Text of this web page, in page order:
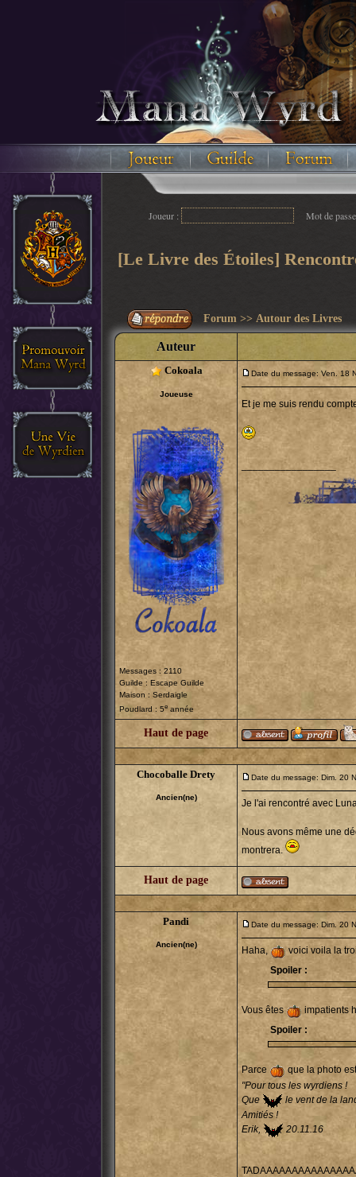
Joueur : Mot de
[Le Livre des Étoiles]
Forum >> Autour des Livres
Auteur
Cokoala
Joueuse
Messages : 2110
Guilde : Escape Guilde
Maison : Serdaigle
Poudlard : 5e année
Date du message: Ven. 18
Et je me suis rendu
_________________
Haut de page
Chocoballe Drety
Ancien(ne)
Date du message: Dim. 20
Je l'ai rencontré avec
Nous avons même une
montrera.
Haut de page
Pandi
Ancien(ne)
Date du message: Dim. 20
Haha,
voici voila la
Spoiler :
Vous êtes
impatients
Spoiler :
Parce
que la photo
"Pour tous les wyrdiens !
Que
le vent de la
Amitiés !
Erik,
20.11.16